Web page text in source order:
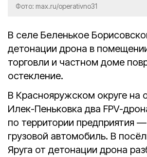
Фото: max.ru/operativno31
В селе Беленькое
детонации дрона в
торговли и частном доме
остекление.
В Краснояружском округе на
Илек-Пеньковка два FPV-
по территории предприятия
грузовой автомобиль. В
Яруга от детонации дрона